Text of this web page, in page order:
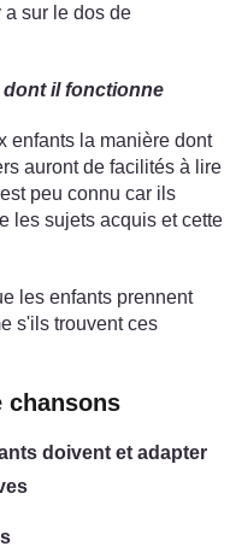
a sur le dos de
dont il fonctionne
enfants la manière dont
auront de facilités à lire
peu connu car ils
les sujets acquis et cette
les enfants prennent
s'ils trouvent ces
chansons
doivent et adapter